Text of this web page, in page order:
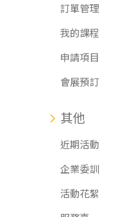
訂單管理
我的課程
申請項目
會展預訂
其他
近期活動
企業委訓
活動花絮